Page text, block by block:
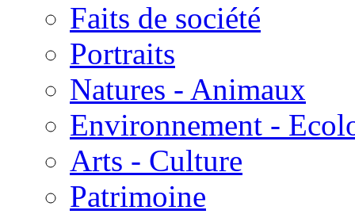
Faits de société
Portraits
Natures - Animaux
Environnement -
Arts - Culture
Patrimoine